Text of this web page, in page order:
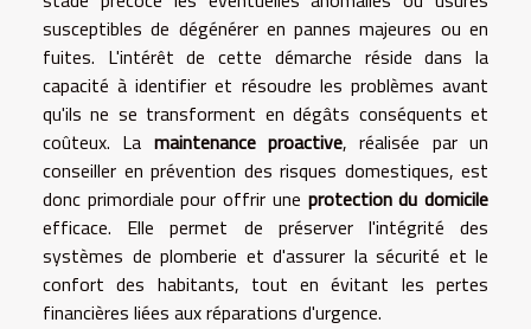
susceptibles de dégénérer en pannes majeures ou en
fuites. L'intérêt de cette démarche réside dans la
capacité à identifier et résoudre les problèmes avant
qu'ils ne se transforment en dégâts conséquents et
coûteux. La maintenance proactive, réalisée par un
conseiller en prévention des risques domestiques, est
donc primordiale pour offrir une protection du domicile
efficace. Elle permet de préserver l'intégrité des
systèmes de plomberie et d'assurer la sécurité et le
confort des habitants, tout en évitant les pertes
financières liées aux réparations d'urgence.